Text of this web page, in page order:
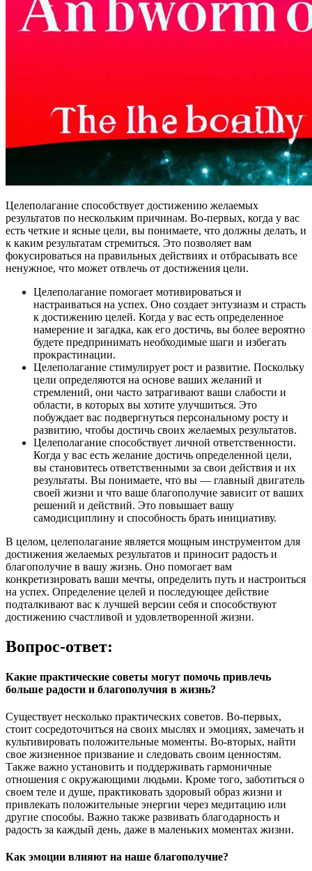
Целеполагание способствует достижению желаемых
результатов по нескольким причинам. Во-первых, когда у вас
есть четкие и ясные цели, вы понимаете, что должны делать, и
к каким результатам стремиться. Это позволяет вам
фокусироваться на правильных действиях и отбрасывать все
ненужное, что может отвлечь от достижения цели.
Целеполагание помогает мотивироваться и
настраиваться на успех. Оно создает энтузиазм и страсть
к достижению целей. Когда у вас есть определенное
намерение и загадка, как его достичь, вы более вероятно
будете предпринимать необходимые шаги и избегать
прокрастинации.
Целеполагание стимулирует рост и развитие. Поскольку
цели определяются на основе ваших желаний и
стремлений, они часто затрагивают ваши слабости и
области, в которых вы хотите улучшиться. Это
побуждает вас подвергнуться персональному росту и
развитию, чтобы достичь своих желаемых результатов.
Целеполагание способствует личной ответственности.
Когда у вас есть желание достичь определенной цели,
вы становитесь ответственными за свои действия и их
результаты. Вы понимаете, что вы — главный двигатель
своей жизни и что ваше благополучие зависит от ваших
решений и действий. Это повышает вашу
самодисциплину и способность брать инициативу.
В целом, целеполагание является мощным инструментом для
достижения желаемых результатов и приносит радость и
благополучие в вашу жизнь. Оно помогает вам
конкретизировать ваши мечты, определить путь и настроиться
на успех. Определение целей и последующее действие
подталкивают вас к лучшей версии себя и способствуют
достижению счастливой и удовлетворенной жизни.
Вопрос-ответ:
Какие практические советы могут помочь привлечь
больше радости и благополучия в жизнь?
Существует несколько практических советов. Во-первых,
стоит сосредоточиться на своих мыслях и эмоциях, замечать и
культивировать положительные моменты. Во-вторых, найти
свое жизненное призвание и следовать своим ценностям.
Также важно установить и поддерживать гармоничные
отношения с окружающими людьми. Кроме того, заботиться о
своем теле и душе, практиковать здоровый образ жизни и
привлекать положительные энергии через медитацию или
другие способы. Важно также развивать благодарность и
радость за каждый день, даже в маленьких моментах жизни.
Как эмоции влияют на наше благополучие?